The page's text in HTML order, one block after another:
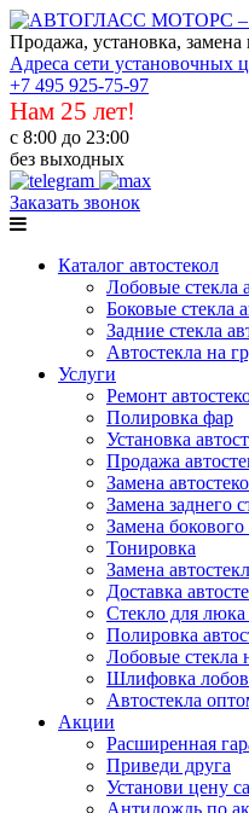
Продажа, установка,
Адреса сети установочных
+7 495 925-75-97
Нам 25 лет!
с 8:00 до 23:00
без выходных
Заказать звонок
Каталог автостекол
Лобовые стекла
Боковые стекла
Задние стекла
Автостекла на
Услуги
Ремонт
Полировка фар
Установка
Продажа
Замена
Замена заднего
Замена бокового
Тонировка
Замена
Доставка
Стекло для люка
Полировка
Лобовые стекла
Шлифовка
Автостекла
Акции
Расширенная
Приведи друга
Установи цену
Антидождь по